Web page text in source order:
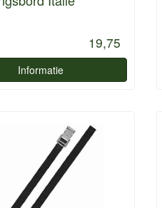
19,75
Informatie